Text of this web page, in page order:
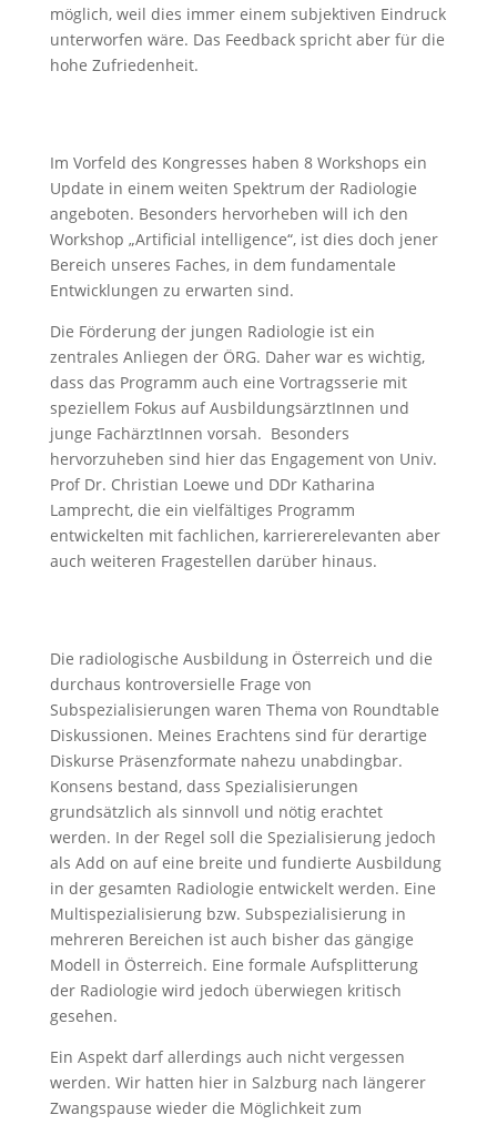
möglich, weil dies immer einem subjektiven Eindruck
unterworfen wäre. Das Feedback spricht aber für die
hohe Zufriedenheit.
Im Vorfeld des Kongresses haben 8 Workshops ein
Update in einem weiten Spektrum der Radiologie
angeboten. Besonders hervorheben will ich den
Workshop „Artificial intelligence“, ist dies doch jener
Bereich unseres Faches, in dem fundamentale
Entwicklungen zu erwarten sind.
Die Förderung der jungen Radiologie ist ein
zentrales Anliegen der ÖRG. Daher war es wichtig,
dass das Programm auch eine Vortragsserie mit
speziellem Fokus auf AusbildungsärztInnen und
junge FachärztInnen vorsah. Besonders
hervorzuheben sind hier das Engagement von Univ.
Prof Dr. Christian Loewe und DDr Katharina
Lamprecht, die ein vielfältiges Programm
entwickelten mit fachlichen, karriererelevanten aber
auch weiteren Fragestellen darüber hinaus.
Die radiologische Ausbildung in Österreich und die
durchaus kontroversielle Frage von
Subspezialisierungen waren Thema von Roundtable
Diskussionen. Meines Erachtens sind für derartige
Diskurse Präsenzformate nahezu unabdingbar.
Konsens bestand, dass Spezialisierungen
grundsätzlich als sinnvoll und nötig erachtet
werden. In der Regel soll die Spezialisierung jedoch
als Add on auf eine breite und fundierte Ausbildung
in der gesamten Radiologie entwickelt werden. Eine
Multispezialisierung bzw. Subspezialisierung in
mehreren Bereichen ist auch bisher das gängige
Modell in Österreich. Eine formale Aufsplitterung
der Radiologie wird jedoch überwiegen kritisch
gesehen.
Ein Aspekt darf allerdings auch nicht vergessen
werden. Wir hatten hier in Salzburg nach längerer
Zwangspause wieder die Möglichkeit zum